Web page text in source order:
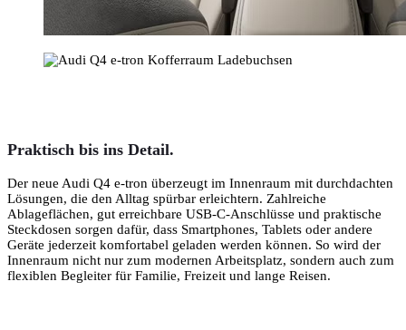
Praktisch bis ins Detail.
Der neue Audi Q4 e-tron überzeugt im Innenraum mit durchdachten
Lösungen, die den Alltag spürbar erleichtern. Zahlreiche
Ablageflächen, gut erreichbare USB-C-Anschlüsse und praktische
Steckdosen sorgen dafür, dass Smartphones, Tablets oder andere
Geräte jederzeit komfortabel geladen werden können. So wird der
Innenraum nicht nur zum modernen Arbeitsplatz, sondern auch zum
flexiblen Begleiter für Familie, Freizeit und lange Reisen.